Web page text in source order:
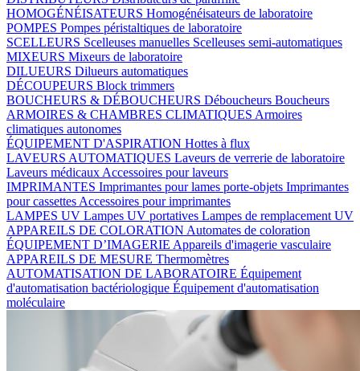
HOMOGÉNÉISATEURS Homogénéisateurs de laboratoire
POMPES Pompes péristaltiques de laboratoire
SCELLEURS Scelleuses manuelles Scelleuses semi-automatiques
MIXEURS Mixeurs de laboratoire
DILUEURS Dilueurs automatiques
DÉCOUPEURS Block trimmers
BOUCHEURS & DÉBOUCHEURS Déboucheurs Boucheurs
ARMOIRES & CHAMBRES CLIMATIQUES Armoires
climatiques autonomes
ÉQUIPEMENT D'ASPIRATION Hottes à flux
LAVEURS AUTOMATIQUES Laveurs de verrerie de laboratoire
Laveurs médicaux Accessoires pour laveurs
IMPRIMANTES Imprimantes pour lames porte-objets Imprimantes
pour cassettes Accessoires pour imprimantes
LAMPES UV Lampes UV portatives Lampes de remplacement UV
APPAREILS DE COLORATION Automates de coloration
ÉQUIPEMENT D’IMAGERIE Appareils d'imagerie vasculaire
APPAREILS DE MESURE Thermomètres
AUTOMATISATION DE LABORATOIRE Équipement
d'automatisation bactériologique Équipement d'automatisation
moléculaire